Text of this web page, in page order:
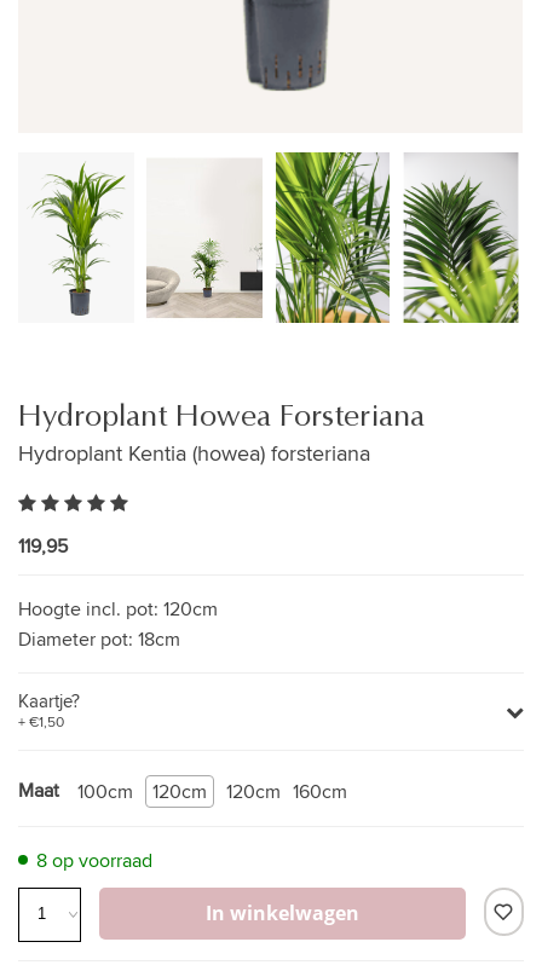
Hydroplant Howea Forsteriana
Hydroplant Kentia (howea) forsteriana
119,95
Hoogte incl. pot: 120cm
Diameter pot: 18cm
Kaartje?
+ €1,50
Maat 100cm 120cm 120cm 160cm
8 op voorraad
In winkelwagen